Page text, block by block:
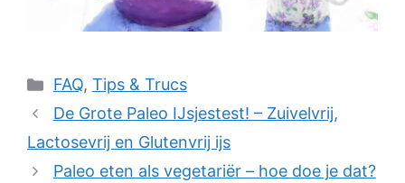
Categories
FAQ, Tips & Trucs
De Grote Paleo IJsjestest! – Zuivelvrij,
Lactosevrij en Glutenvrij ijs
Paleo eten als vegetariër – hoe doe je dat?